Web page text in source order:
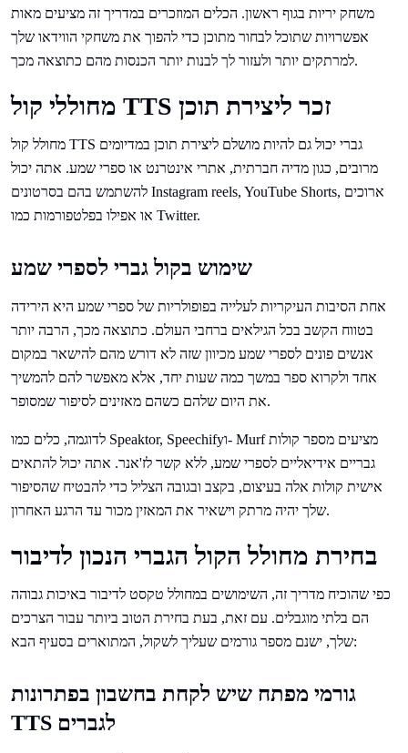
משחק יריות בגוף ראשון. הכלים המוזכרים במדריך זה מציעים מאות
אפשרויות שתוכל לבחור מתוכן כדי להפוך את משחקי הווידאו שלך
למרתקים יותר ולעזור לך לבנות יותר הכנסות מהם כתוצאה מכך.
מחוללי קול TTS זכר ליצירת תוכן
מחולל קול TTS גברי יכול גם להיות מושלם ליצירת תוכן במדיומים
מרובים, כגון מדיה חברתית, אתרי אינטרנט או ספרי שמע. אתה יכול
להשתמש בהם בסרטונים Instagram reels, YouTube Shorts, ארוכים
או אפילו בפלטפורמות כמו Twitter.
שימוש בקול גברי לספרי שמע
אחת הסיבות העיקריות לעלייה בפופולריות של ספרי שמע היא הירידה
בטווח הקשב בכל הגילאים ברחבי העולם. כתוצאה מכך, הרבה יותר
אנשים פונים לספרי שמע מכיוון שזה לא דורש מהם להישאר במקום
אחד ולקרוא ספר במשך כמה שעות יחד, אלא מאפשר להם להמשיך
את היום שלהם כשהם מאזינים לסיפור שמסופר.
לדוגמה, כלים כמו Speaktor, Speechifyו- Murf מציעים מספר קולות
גבריים אידיאליים לספרי שמע, ללא קשר לז'אנר. אתה יכול להתאים
אישית קולות אלה בעיצום, בקצב ובגובה הצליל כדי להבטיח שהסיפור
שלך יהיה מרתק וישאיר את המאזין מכור עד הרגע האחרון.
בחירת מחולל הקול הגברי הנכון לדיבור
כפי שהוכיח מדריך זה, השימושים במחולל טקסט לדיבור באיכות גבוהה
הם בלתי מוגבלים. עם זאת, בעת בחירת הטוב ביותר עבור הצרכים
שלך, ישנם מספר גורמים שעליך לשקול, המתוארים בסעיף הבא:
גורמי מפתח שיש לקחת בחשבון בפתרונות
TTS לגברים